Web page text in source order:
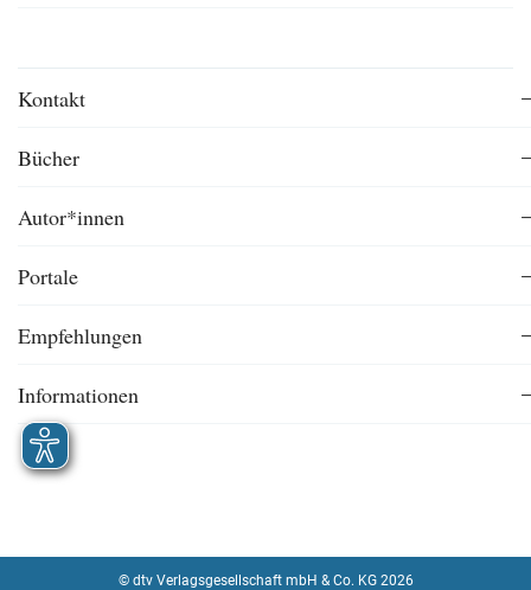
Kontakt
Bücher
Autor*innen
Portale
Empfehlungen
Informationen
© dtv Verlagsgesellschaft mbH & Co. KG 2026